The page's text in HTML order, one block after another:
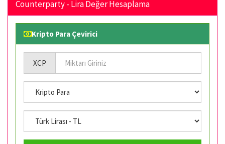
Counterparty - Lira Değer Hesaplama
Kripto Para Çevirici
XCP